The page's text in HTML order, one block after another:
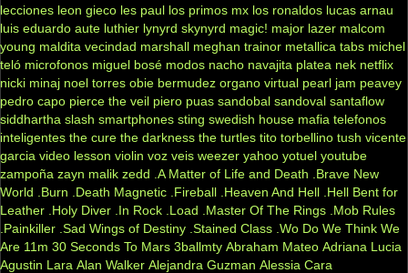
lecciones leon gieco les paul los primos mx los ronaldos lucas arnau
luis eduardo aute luthier lynyrd skynyrd magic! major lazer malcom
young maldita vecindad marshall meghan trainor metallica tabs michel
teló microfonos miguel bosé modos nacho navajita platea nek netflix
nicki minaj noel torres obie bermudez organo virtual pearl jam peavey
pedro capo pierce the veil piero puas sandobal sandoval santaflow
siddhartha slash smartphones sting swedish house mafia telefonos
inteligentes the cure the darkness the turtles tito torbellino tush vicente
garcia video lesson violin voz veis weezer yahoo yotuel youtube
zampoña zayn malik zedd .A Matter of Life and Death
.Brave New
World
.Burn .Death Magnetic .Fireball .Heaven And Hell .Hell Bent for
Leather .Holy Diver .In Rock .Load .Master Of The Rings .Mob Rules
.Painkiller .Sad Wings of Destiny .Stained Class .Wo Do We Think We
Are 11m 30 Seconds To Mars 3ballmty Abraham Mateo Adriana Lucia
Agustin Lara Alan Walker Alejandra Guzman Alessia Cara